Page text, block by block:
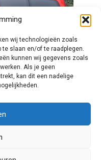
wij technologieën zoals
te slaan en/of te raadplegen.
kunnen wij gegevens zoals
Als je geen
kan dit een nadelige